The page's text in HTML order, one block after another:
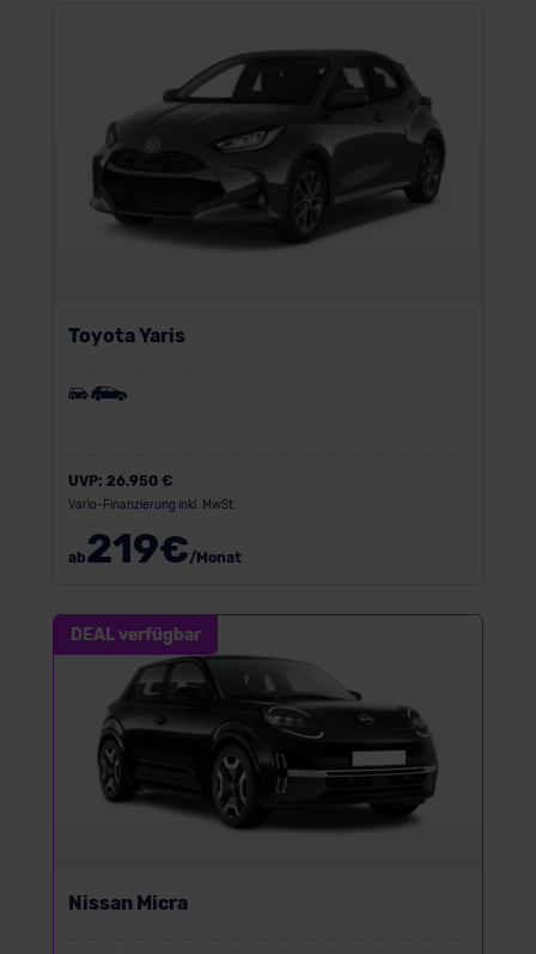
Grundlage eines Angemessenheitsbeschlusses der EU-
Kommission (Art. 45 Abs. 1 DSGVO), von
Standarddatenschutzklauseln (Art. 46 Abs. 2 lit. c
DSGVO) oder wenn Sie hierzu Ihre Einwilligung freiwillig
erteilen. Nähere Informationen zu den bestehenden
Datenschutzklauseln können Sie über den Kontakt zu
unserem Datenschutzbeauftragten unter
Toyota Yaris
UVP: 26.950 €
Vario-Finanzierung inkl. MwSt.
ab219€/Monat
DEAL verfügbar
Nissan Micra